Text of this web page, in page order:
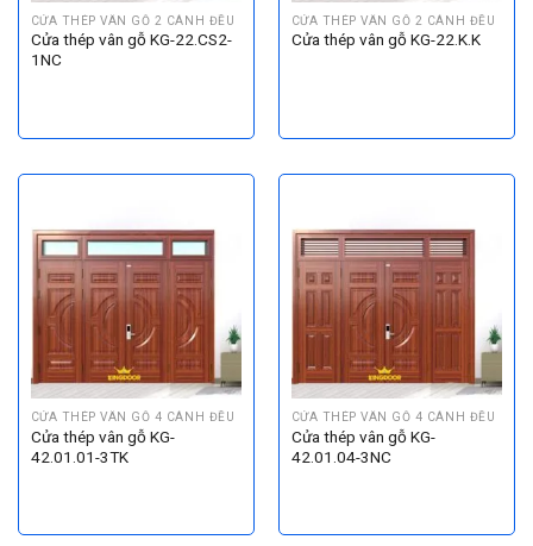
CỬA THÉP VÂN GỖ 2 CÁNH ĐỀU
Cửa thép vân gỗ KG-22.CS2-
1NC
CỬA THÉP VÂN GỖ 2 CÁNH ĐỀU
Cửa thép vân gỗ KG-22.K.K
CỬA THÉP VÂN GỖ 4 CÁNH ĐỀU
Cửa thép vân gỗ KG-
42.01.01-3TK
CỬA THÉP VÂN GỖ 4 CÁNH ĐỀU
Cửa thép vân gỗ KG-
42.01.04-3NC